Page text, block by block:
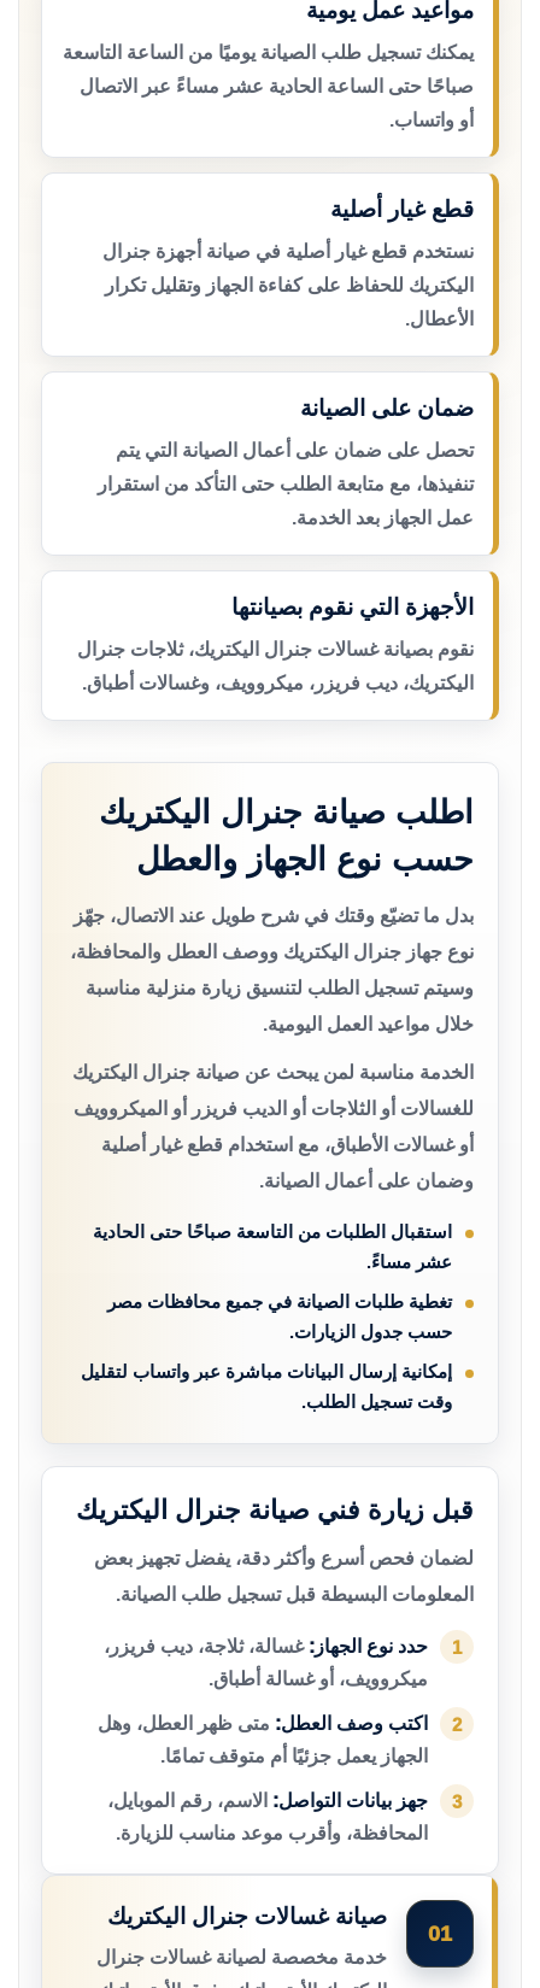
مواعيد عمل يومية
يمكنك تسجيل طلب الصيانة يوميًا من الساعة التاسعة
صباحًا حتى الساعة الحادية عشر مساءً عبر الاتصال
أو واتساب.
قطع غيار أصلية
نستخدم قطع غيار أصلية في صيانة أجهزة جنرال
اليكتريك للحفاظ على كفاءة الجهاز وتقليل تكرار
الأعطال.
ضمان على الصيانة
تحصل على ضمان على أعمال الصيانة التي يتم
تنفيذها، مع متابعة الطلب حتى التأكد من استقرار
عمل الجهاز بعد الخدمة.
الأجهزة التي نقوم بصيانتها
نقوم بصيانة غسالات جنرال اليكتريك، ثلاجات جنرال
اليكتريك، ديب فريزر، ميكروويف، وغسالات أطباق.
اطلب صيانة جنرال اليكتريك
حسب نوع الجهاز والعطل
بدل ما تضيّع وقتك في شرح طويل عند الاتصال، جهّز
نوع جهاز جنرال اليكتريك ووصف العطل والمحافظة،
وسيتم تسجيل الطلب لتنسيق زيارة منزلية مناسبة
خلال مواعيد العمل اليومية.
الخدمة مناسبة لمن يبحث عن صيانة جنرال اليكتريك
للغسالات أو الثلاجات أو الديب فريزر أو الميكروويف
أو غسالات الأطباق، مع استخدام قطع غيار أصلية
وضمان على أعمال الصيانة.
استقبال الطلبات من التاسعة صباحًا حتى الحادية
عشر مساءً.
تغطية طلبات الصيانة في جميع محافظات مصر
حسب جدول الزيارات.
إمكانية إرسال البيانات مباشرة عبر واتساب لتقليل
وقت تسجيل الطلب.
قبل زيارة فني صيانة جنرال اليكتريك
لضمان فحص أسرع وأكثر دقة، يفضل تجهيز بعض
المعلومات البسيطة قبل تسجيل طلب الصيانة.
1 حدد نوع الجهاز: غسالة، ثلاجة، ديب فريزر،
ميكروويف، أو غسالة أطباق.
2 اكتب وصف العطل: متى ظهر العطل، وهل
الجهاز يعمل جزئيًا أم متوقف تمامًا.
3 جهز بيانات التواصل: الاسم، رقم الموبايل،
المحافظة، وأقرب موعد مناسب للزيارة.
01
صيانة غسالات جنرال اليكتريك
خدمة مخصصة لصيانة غسالات جنرال